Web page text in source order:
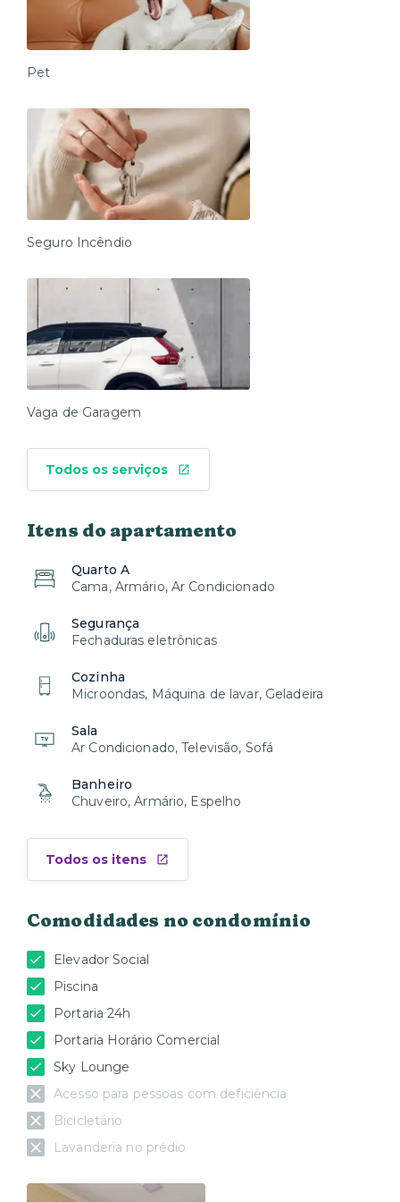
Pet
Seguro Incêndio
Vaga de Garagem
Todos os serviços
Itens do apartamento
Quarto A
Cama, Armário, Ar Condicionado
Segurança
Fechaduras eletrônicas
Cozinha
Microondas, Máquina de lavar, Geladeira
Sala
Ar Condicionado, Televisão, Sofá
Banheiro
Chuveiro, Armário, Espelho
Todos os itens
Comodidades no condomínio
Elevador Social
Piscina
Portaria 24h
Portaria Horário Comercial
Sky Lounge
Acesso para pessoas com deficiência
Bicicletário
Lavanderia no prédio